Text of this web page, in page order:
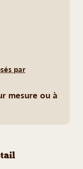
par
mesure ou à